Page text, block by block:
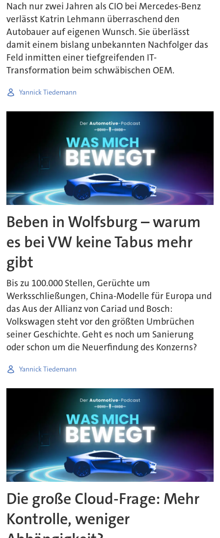
Nach nur zwei Jahren als CIO bei Mercedes-Benz
verlässt Katrin Lehmann überraschend den
Autobauer auf eigenen Wunsch. Sie überlässt
damit einem bislang unbekannten Nachfolger das
Feld inmitten einer tiefgreifenden IT-
Transformation beim schwäbischen OEM.
Yannick Tiedemann
Beben in Wolfsburg – warum
es bei VW keine Tabus mehr
gibt
Bis zu 100.000 Stellen, Gerüchte um
Werksschließungen, China-Modelle für Europa und
das Aus der Allianz von Cariad und Bosch:
Volkswagen steht vor den größten Umbrüchen
seiner Geschichte. Geht es noch um Sanierung
oder schon um die Neuerfindung des Konzerns?
Yannick Tiedemann
Die große Cloud-Frage: Mehr
Kontrolle, weniger